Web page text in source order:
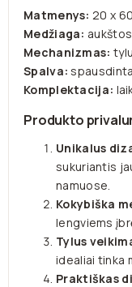
Matmenys: 20 x
Medžiaga:
Mechanizmas:
Spalva:
Komplektacija:
Produkto
Unikalus
sukuriantis
namuose.
Kokybiška
lengviems
Tylus
idealiai tinka
Praktiškas